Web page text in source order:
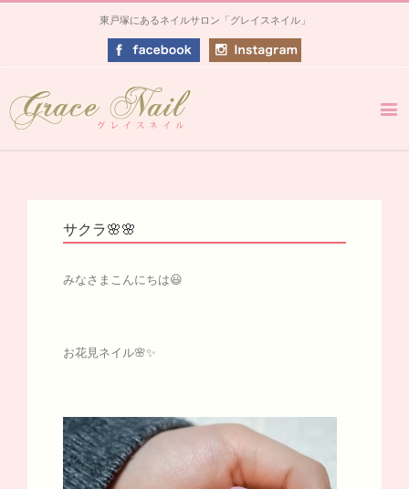
東戸塚にあるネイルサロン「グレイスネイル」
サクラ🌸🌸
みなさまこんにちは😃
お花見ネイル🌸✨